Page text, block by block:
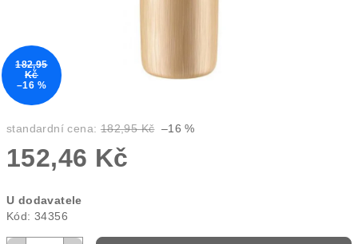
standardní cena: 182,95 Kč –16 %
152,46 Kč
cena:
U dodavatele
Kód: 34356
182,95
Kč
–16 %